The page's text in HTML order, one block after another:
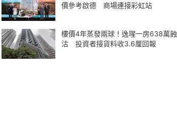
價參考啟德 商場連接彩虹站
樓價4年蒸發兩球！逸瑆一房638萬蝕
沽 投資者接貨料收3.6厘回報